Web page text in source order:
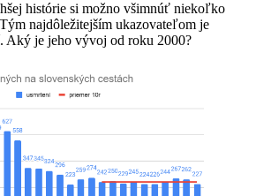
histórie si možno všimnúť niekoľko
najdôležitejším ukazovateľom je
Aký je jeho vývoj od roku 2000?